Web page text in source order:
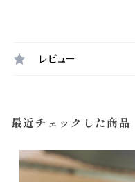
レビュー
最近チェックした商品